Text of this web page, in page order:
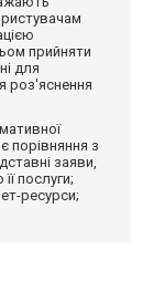
прийняти
для
роз'яснення
порівняння з
заяви,
послуги;
ресурси;